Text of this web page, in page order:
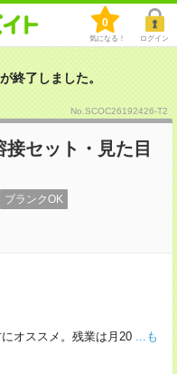
0
気になる！ ログイン
終了しました。
No.SCOC26192426-T2
セット・見た目
ブランクOK
オススメ。残業は月20 ...も